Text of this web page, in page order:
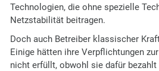
Technologien, die ohne spezielle
Netzstabilität beitragen.
Doch auch Betreiber klassischer
Einige hätten ihre Verpflichtungen
nicht erfüllt, obwohl sie dafür bezahlt